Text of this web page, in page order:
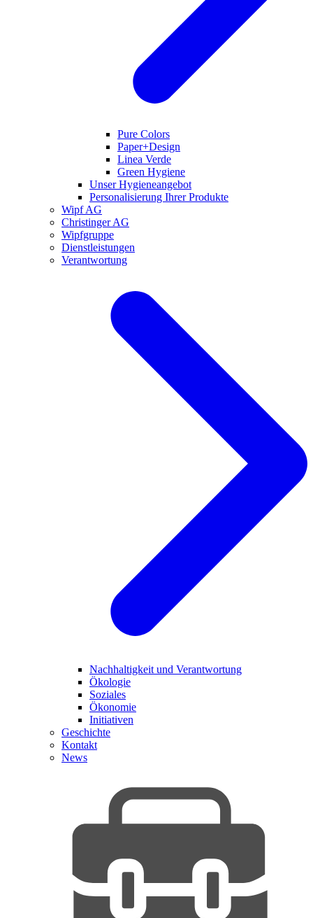
Pure Colors
Paper+Design
Linea Verde
Green Hygiene
Unser Hygieneangebot
Personalisierung Ihrer Produkte
Wipf AG
Christinger AG
Wipfgruppe
Dienstleistungen
Verantwortung
Nachhaltigkeit und Verantwortung
Ökologie
Soziales
Ökonomie
Initiativen
Geschichte
Kontakt
News